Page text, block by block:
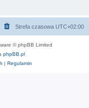
Strefa czasowa UTC+02:00
© phpBB Limited
phpBB.pl
| Regulamin